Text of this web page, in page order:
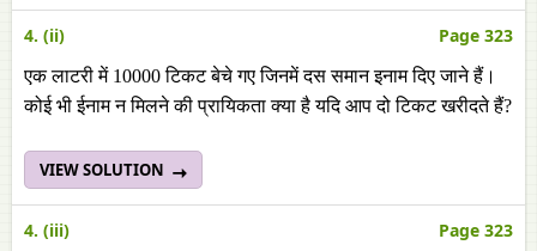
4. (ii) Page 323
एक लाटरी में 10000 टिकट बेचे गए जिनमें दस समान इनाम दिए जाने हैं।
कोई भी ईनाम न मिलने की प्रायिकता क्या है यदि आप दो टिकट खरीदते हैं?
VIEW SOLUTION
4. (iii) Page 323